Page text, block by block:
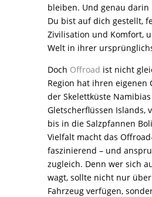
bleiben. Und genau darin
Du bist auf dich gestellt,
Zivilisation und Komfort,
Welt in ihrer
Doch Offroad ist nicht
Region hat ihren eigenen
der Skelettküste
Gletscherflüssen Islands,
bis in die Salzpfannen
Vielfalt macht das
faszinierend – und
zugleich. Denn wer sich
wagt, sollte nicht nur
Fahrzeug verfügen,